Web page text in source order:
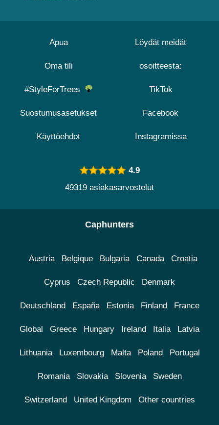
Apua
Oma tili
#StyleForTrees
Suostumusasetukset
Käyttöehdot
Löydät meidät
osoitteesta:
TikTok
Facebook
Instagramissa
4.9
49319 asiakasarvostelut
Caphunters
Austria Belgique Bulgaria Canada Croatia
Cyprus Czech Republic Denmark
Deutschland España Estonia Finland France
Global Greece Hungary Ireland Italia Latvia
Lithuania Luxembourg Malta Poland Portugal
Romania Slovakia Slovenia Sweden
Switzerland United Kingdom Other countries